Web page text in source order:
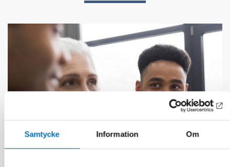
Samtycke Information Om